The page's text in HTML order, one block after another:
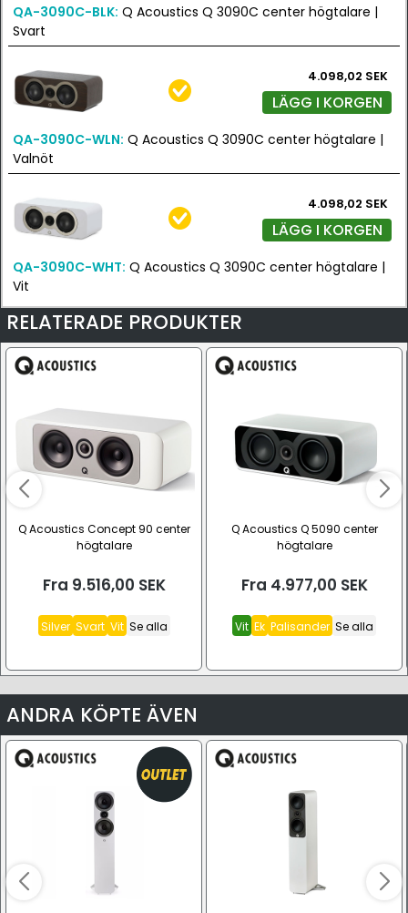
QA-3090C-BLK: Q Acoustics Q 3090C center högtalare |
Svart
4.098,02 SEK
LÄGG I KORGEN
QA-3090C-WLN: Q Acoustics Q 3090C center högtalare |
Valnöt
4.098,02 SEK
LÄGG I KORGEN
QA-3090C-WHT: Q Acoustics Q 3090C center högtalare |
Vit
RELATERADE PRODUKTER
Q Acoustics Concept 90 center
högtalare
Fra 9.516,00 SEK
Silver Svart Vit Se alla
Q Acoustics Q 5090 center
högtalare
Fra 4.977,00 SEK
Vit Ek Palisander Se alla
ANDRA KÖPTE ÄVEN